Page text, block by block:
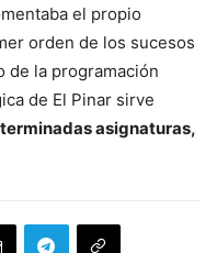
el propio
orden de los sucesos
de la programación
de El Pinar sirve
asignaturas,